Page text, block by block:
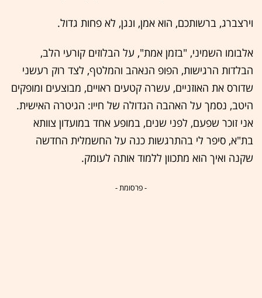
וירצברג, ברשותכם, הוא אמן, ונגן, לא פחות גדול.
אלבומו השמיני, "בזמן אמת", על הבלוזים קורעי הלב,
הבלדות הרגישות, הפופ הנאהב והמלטף, לצד רוק רעשני
שדורס את האוזניים, עשרה קטעים ראויים, מבוצעים ומופקים
היטב, נסמך על האהבה הגדולה של חייו: הגיטרה האישית.
אני זוכר שפעם, לפני שנים, במופע אחד במועדון צוותא
בת"א, סיפר לי בהתרגשות כנה על החשמלית החדשה
שקנה ואיך הוא מתכוון ללמוד אותה לעומק.
- פרסומת -